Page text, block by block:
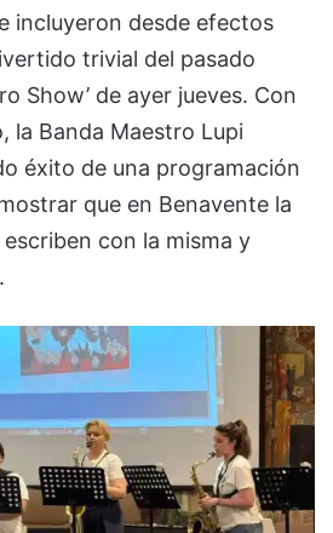
incluyeron desde efectos
trivial del pasado
Show’ de ayer jueves. Con
la Banda Maestro Lupi
éxito de una programación
que en Benavente la
con la misma y